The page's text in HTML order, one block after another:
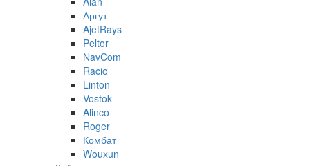
Аргут
AjetRays
Peltor
NavCom
Racio
Linton
Vostok
Alinco
Roger
Комбат
Wouxun